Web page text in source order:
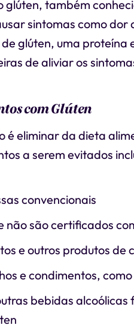
glúten, também
sintomas como
glúten, uma
de aliviar os
com Glúten
é eliminar da dieta
a serem evitados
convencionais
não são certificados
e outros produtos de
e condimentos,
bebidas